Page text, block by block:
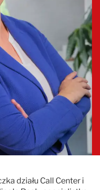
działu Call Center i